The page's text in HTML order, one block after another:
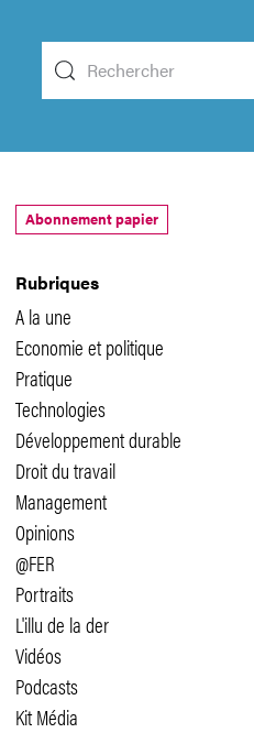
Rubriques
A la une
Economie et politique
Pratique
Technologies
Développement durable
Droit du travail
Management
Opinions
@FER
Portraits
L'illu de la der
Vidéos
Podcasts
Kit Média
Abonnement papier